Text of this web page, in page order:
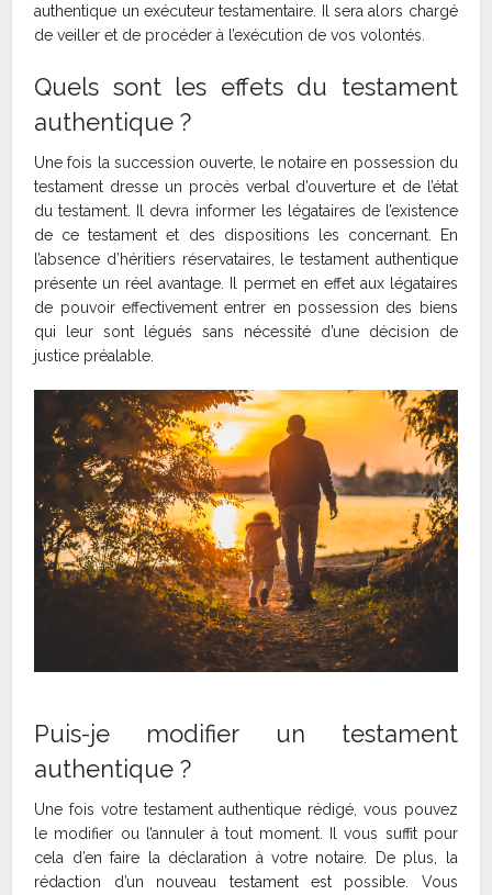
authentique un exécuteur testamentaire. Il sera alors chargé
de veiller et de procéder à l’exécution de vos volontés.
Quels sont les effets du testament
authentique ?
Une fois la succession ouverte, le notaire en possession du
testament dresse un procès verbal d’ouverture et de l’état
du testament. Il devra informer les légataires de l’existence
de ce testament et des dispositions les concernant. En
l’absence d’héritiers réservataires, le testament authentique
présente un réel avantage. Il permet en effet aux légataires
de pouvoir effectivement entrer en possession des biens
qui leur sont légués sans nécessité d’une décision de
justice préalable.
Puis-je modifier un testament
authentique ?
Une fois votre testament authentique rédigé, vous pouvez
le modifier ou l’annuler à tout moment. Il vous suffit pour
cela d’en faire la déclaration à votre notaire. De plus, la
rédaction d’un nouveau testament est possible. Vous